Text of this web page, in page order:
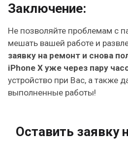
Заключение:
Не позволяйте проблемам с
мешать вашей работе и
заявку на ремонт и снова
iPhone X уже через пару
устройство при Вас, а также
выполненные работы!
Оставить заявку